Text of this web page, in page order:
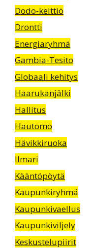
Dodo-keittiö
Drontti
Energiaryhmä
Gambia-Tesito
Globaali kehitys
Haarukanjälki
Hallitus
Hautomo
Hävikkiruoka
Ilmari
Kääntöpöytä
Kaupunkiryhmä
Kaupunkivaellus
Kaupunkiviljely
Keskustelupiirit